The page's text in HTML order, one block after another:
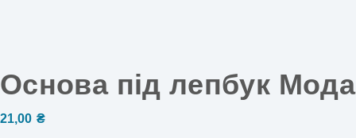
Основа під лепбук Мода
21,00 ₴